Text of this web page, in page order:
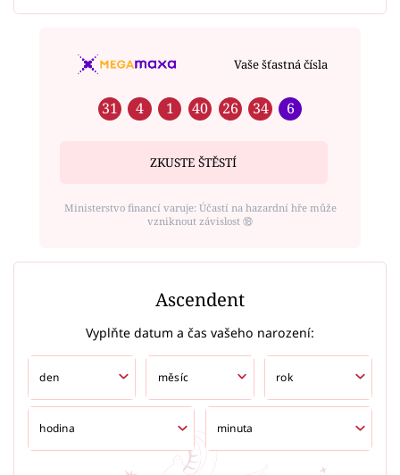
Vaše šťastná čísla
31 4 1 40 26 34 6
ZKUSTE ŠTĚSTÍ
Ministerstvo financí varuje: Účastí na hazardní hře může
vzniknout závislost ⑱
Ascendent
Vyplňte datum a čas vašeho narození: